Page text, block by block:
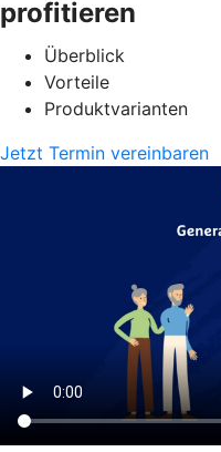
profitieren
Überblick
Vorteile
Produktvarianten
Jetzt Termin vereinbaren